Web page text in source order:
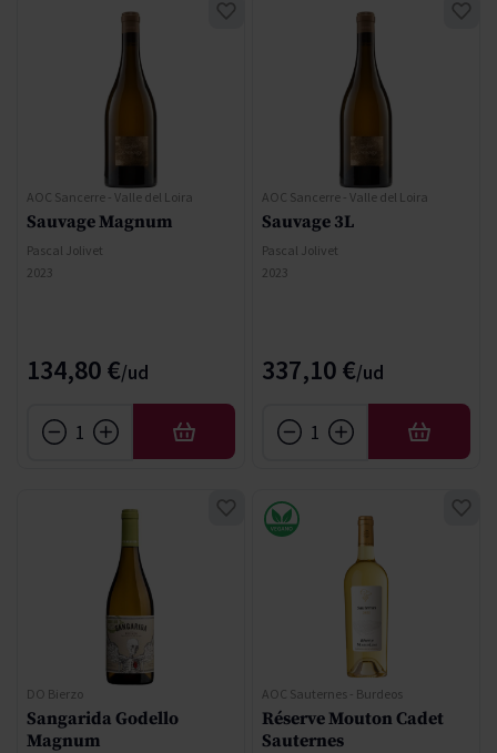
AOC Sancerre - Valle del Loira
Sauvage Magnum
Pascal Jolivet
2023
134,80 €
AÑADIR
AOC Sancerre - Valle del Loira
Sauvage 3L
Pascal Jolivet
2023
337,10 €
AÑADIR
DO Bierzo
Sangarida Godello
Magnum
AOC Sauternes - Burdeos
Réserve Mouton Cadet
Sauternes